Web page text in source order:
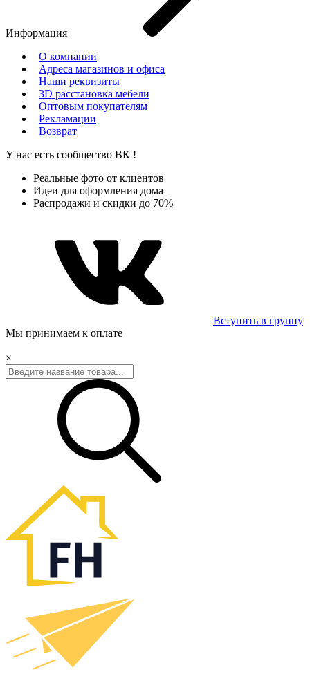
Информация
О компании
Адреса магазинов и офиса
Наши реквизиты
3D расстановка мебели
Оптовым покупателям
Рекламации
Возврат
У нас есть сообщество ВК !
Реальные фото от клиентов
Идеи для оформления дома
Распродажи и скидки до 70%
Вступить в группу
Мы принимаем к оплате
×